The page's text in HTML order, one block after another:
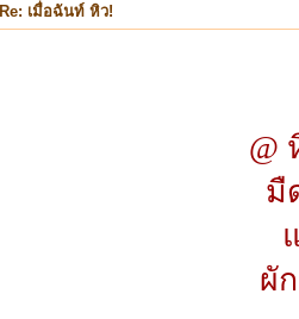
Re: เมื่อฉันท์ หิว!
@
มื
ผั